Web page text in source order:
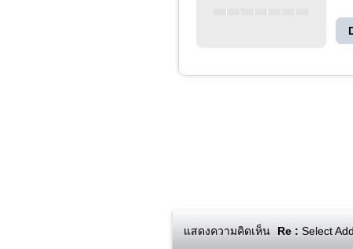
แสดงความคิดเห็น Re : Select